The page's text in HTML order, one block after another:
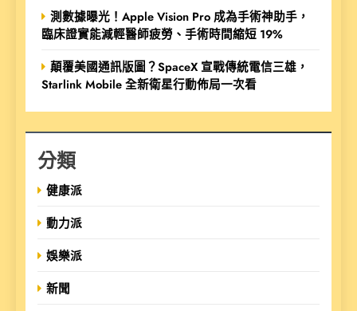
測數據曝光！Apple Vision Pro 成為手術神助手，
臨床證實能減輕醫師疲勞、手術時間縮短 19%
顛覆美國通訊版圖？SpaceX 宣戰傳統電信三雄，
Starlink Mobile 全新衛星行動佈局一次看
分類
健康派
動力派
娛樂派
新聞